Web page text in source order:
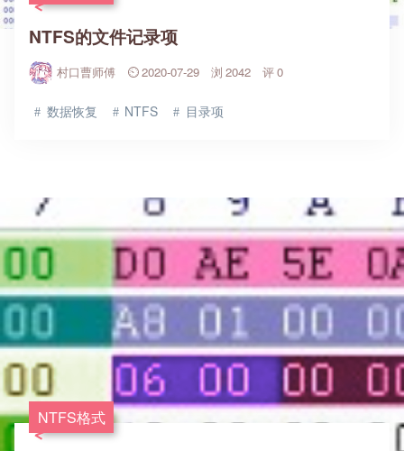
NTFS的文件记录项
村口曹师傅 2020-07-29 2042 0
数据恢复 NTFS 目录项
NTFS格式